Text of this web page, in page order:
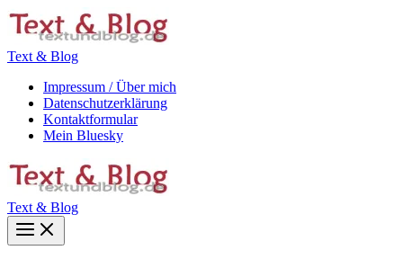
Zum
Inhalt
Text & Blog
Impressum / Über mich
Datenschutzerklärung
Kontaktformular
Mein Bluesky
Text & Blog
Main
Menu